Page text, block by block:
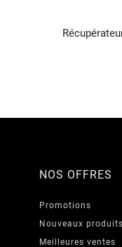
NOS OFFRES
Promotions
Nouveaux produits
Meilleures ventes